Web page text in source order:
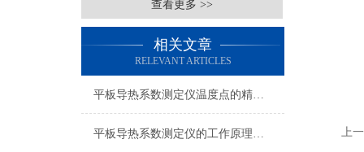
查看更多 >>
相关文章
RELEVANT ARTICLES
平板导热系数测定仪温度点的精确设定与影响分析
平板导热系数测定仪的工作原理与应用 上